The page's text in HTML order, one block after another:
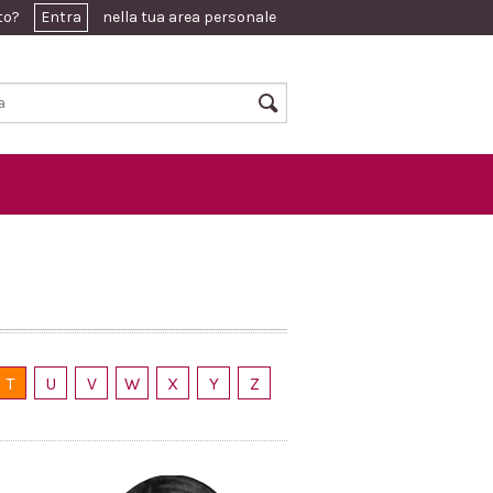
Entra nella tua area personale
T U V W X Y Z